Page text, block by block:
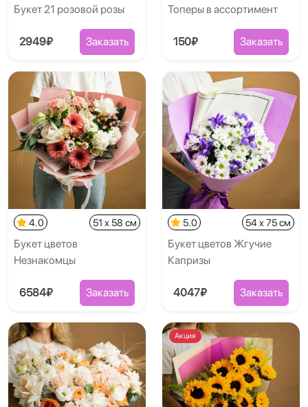
Букет 21 розовой розы
2949₽ Заказать
Топеры в ассортимент
150₽ Заказать
4.0 51 x 58 см
Букет цветов
Незнакомцы
6584₽ Заказать
5.0 54 x 75 см
Букет цветов Жгучие
Капризы
4047₽ Заказать
Акция